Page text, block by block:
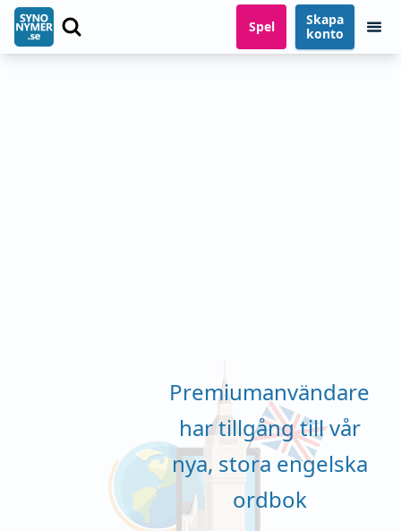
Spel
Skapa
konto
Premiumanvändare
har tillgång till vår
nya, stora engelska
ordbok